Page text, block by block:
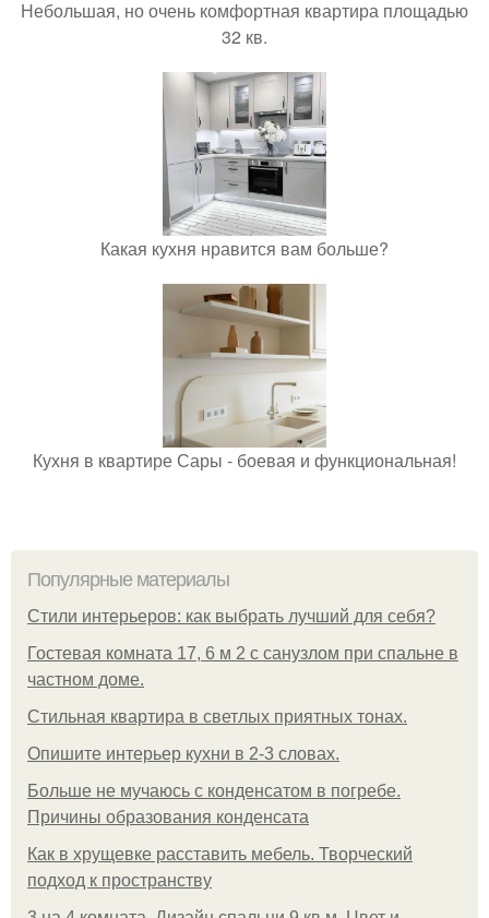
Небольшая, но очень комфортная квартира площадью
32 кв.
Какая кухня нравится вам больше?
Кухня в квартире Сары - боевая и функциональная!
Популярные материалы
Стили интерьеров: как выбрать лучший для себя?
Гостевая комната 17, 6 м 2 с санузлом при спальне в
частном доме.
Стильная квартира в светлых приятных тонах.
Опишите интерьер кухни в 2-3 словах.
Больше не мучаюсь с конденсатом в погребе.
Причины образования конденсата
Как в хрущевке расставить мебель. Творческий
подход к пространству